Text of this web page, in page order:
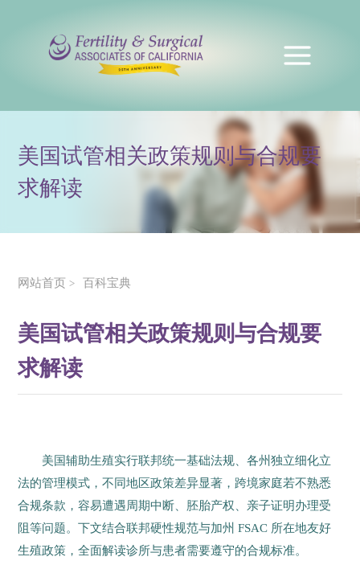
美国试管相关政策规则与合规要
求解读
网站首页 > 百科宝典
美国试管相关政策规则与合规要
求解读
美国辅助生殖实行联邦统一基础法规、各州独立细化立
法的管理模式，不同地区政策差异显著，跨境家庭若不熟悉
合规条款，容易遭遇周期中断、胚胎产权、亲子证明办理受
阻等问题。下文结合联邦硬性规范与加州 FSAC 所在地友好
生殖政策，全面解读诊所与患者需要遵守的合规标准。